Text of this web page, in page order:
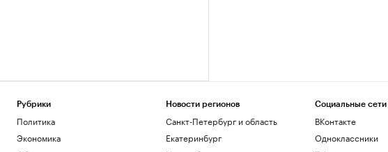
Рубрики
Политика
Экономика
Новости регионов
Санкт-Петербург и область
Екатеринбург
Социальные сети
ВКонтакте
Одноклассники